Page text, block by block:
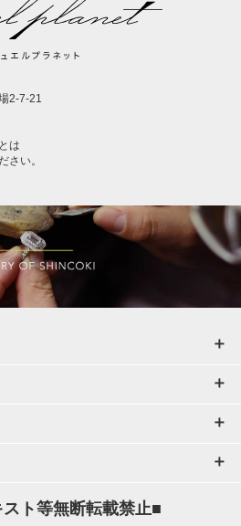
2-7-21
は
さい。
ト等無断転載禁止■